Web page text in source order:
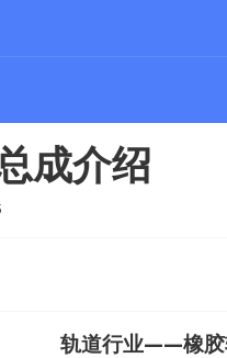
成介绍
轨道行业——橡胶